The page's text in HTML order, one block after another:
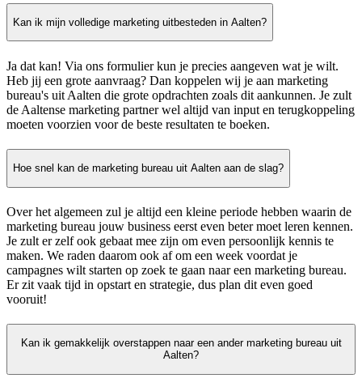
Kan ik mijn volledige marketing uitbesteden in Aalten?
Ja dat kan! Via ons formulier kun je precies aangeven wat je wilt.
Heb jij een grote aanvraag? Dan koppelen wij je aan marketing
bureau's uit Aalten die grote opdrachten zoals dit aankunnen. Je zult
de Aaltense marketing partner wel altijd van input en terugkoppeling
moeten voorzien voor de beste resultaten te boeken.
Hoe snel kan de marketing bureau uit Aalten aan de slag?
Over het algemeen zul je altijd een kleine periode hebben waarin de
marketing bureau jouw business eerst even beter moet leren kennen.
Je zult er zelf ook gebaat mee zijn om even persoonlijk kennis te
maken. We raden daarom ook af om een week voordat je
campagnes wilt starten op zoek te gaan naar een marketing bureau.
Er zit vaak tijd in opstart en strategie, dus plan dit even goed
vooruit!
Kan ik gemakkelijk overstappen naar een ander marketing bureau uit
Aalten?